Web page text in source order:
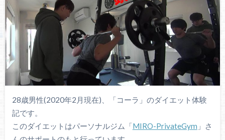
28歳男性(2020年2月現在)、「コーラ」のダイエット体験
記です。
このダイエットはパーソナルジム「MIRO-PrivateGym 」さ